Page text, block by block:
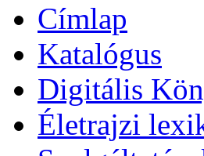
Címlap
Katalógus
Digitális
Életrajzi